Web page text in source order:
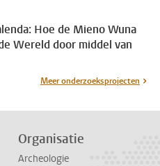
Hoe de Mieno Wuna
Wereld door middel van
Meer onderzoeksprojecten
Organisatie
Archeologie